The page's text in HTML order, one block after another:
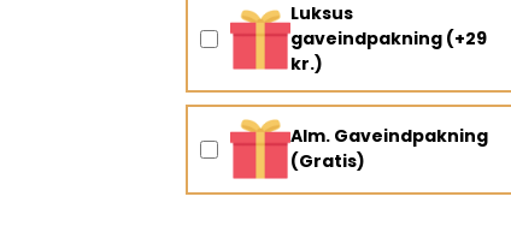
Luksus
gaveindpakning (+29
kr.)
Alm. Gaveindpakning
(Gratis)